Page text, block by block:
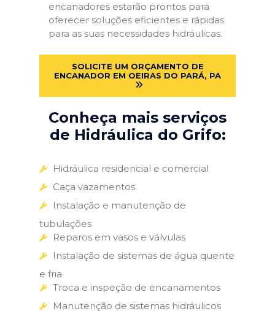
encanadores estarão prontos para
oferecer soluções eficientes e rápidas
para as suas necessidades hidráulicas.
SOLICITE UM ORÇAMENTO DE
ENCANADOR EM OEIRAS DO PARÁ, PA
Conheça mais serviços
de Hidráulica do Grifo:
Hidráulica residencial e comercial
Caça vazamentos
Instalação e manutenção de
tubulações
Reparos em vasos e válvulas
Instalação de sistemas de água quente
e fria
Troca e inspeção de encanamentos
Manutenção de sistemas hidráulicos